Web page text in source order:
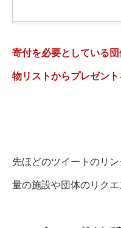
寄付を必要としている
物リストからプレゼント
先ほどのツイートのリ
量の施設や団体のリクエ